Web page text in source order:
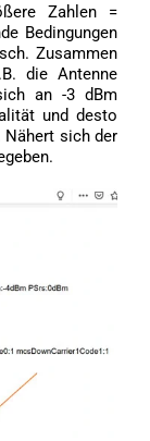
Zahlen =
Bedingungen
Zusammen
die Antenne
an -3 dBm
und desto
Nähert sich der